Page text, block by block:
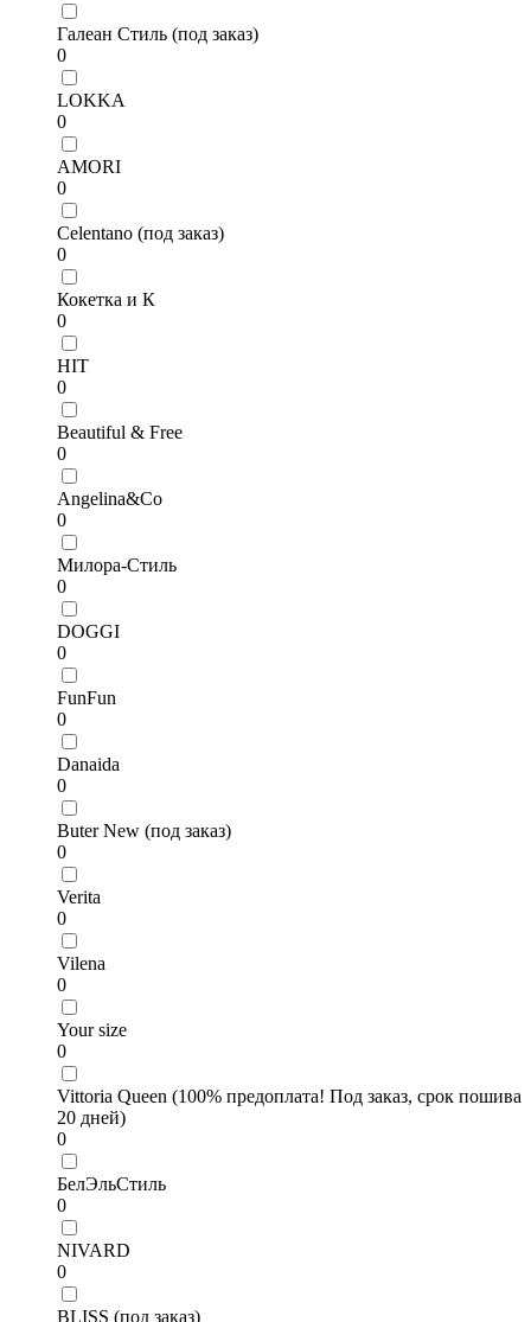
Галеан Стиль (под заказ)
0
LOKKA
0
AMORI
0
Celentano (под заказ)
0
Кокетка и К
0
HIT
0
Beautiful & Free
0
Angelina&Co
0
Милора-Стиль
0
DOGGI
0
FunFun
0
Danaida
0
Buter New (под заказ)
0
Verita
0
Vilena
0
Your size
0
Vittoria Queen (100% предоплата! Под заказ, срок пошива
20 дней)
0
БелЭльСтиль
0
NIVARD
0
BLISS (под заказ)